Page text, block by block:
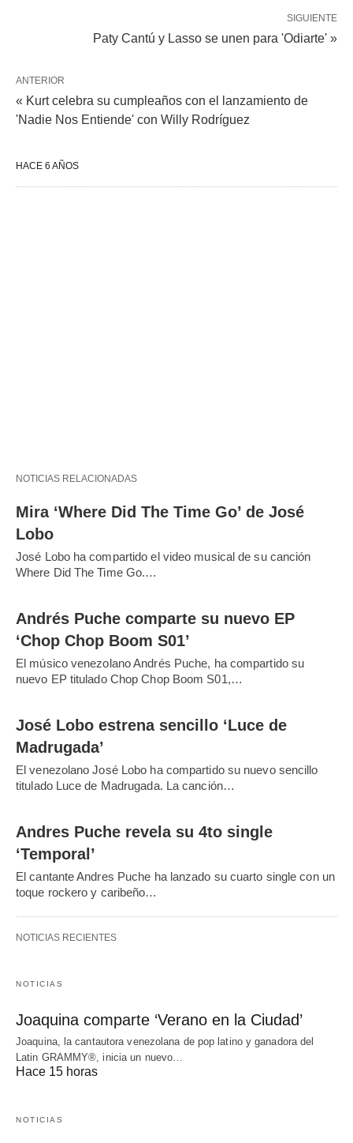
SIGUIENTE
Paty Cantú y Lasso se unen para 'Odiarte' »
ANTERIOR
« Kurt celebra su cumpleaños con el lanzamiento de
'Nadie Nos Entiende' con Willy Rodríguez
HACE 6 AÑOS
NOTICIAS RELACIONADAS
Mira ‘Where Did The Time Go’ de José
Lobo
José Lobo ha compartido el video musical de su canción
Where Did The Time Go.…
Andrés Puche comparte su nuevo EP
‘Chop Chop Boom S01’
El músico venezolano Andrés Puche, ha compartido su
nuevo EP titulado Chop Chop Boom S01,…
José Lobo estrena sencillo ‘Luce de
Madrugada’
El venezolano José Lobo ha compartido su nuevo sencillo
titulado Luce de Madrugada. La canción…
Andres Puche revela su 4to single
‘Temporal’
El cantante Andres Puche ha lanzado su cuarto single con un
toque rockero y caribeño…
NOTICIAS RECIENTES
NOTICIAS
Joaquina comparte ‘Verano en la Ciudad’
Joaquina, la cantautora venezolana de pop latino y ganadora del
Latin GRAMMY®, inicia un nuevo…
Hace 15 horas
NOTICIAS